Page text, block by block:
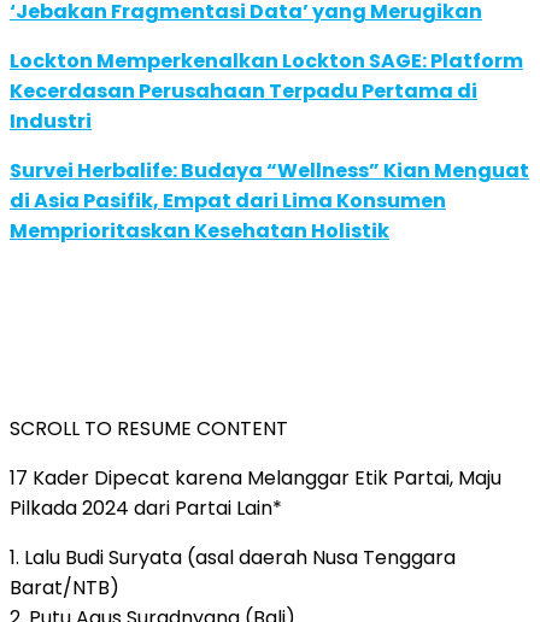
‘Jebakan Fragmentasi Data’ yang Merugikan
Lockton Memperkenalkan Lockton SAGE: Platform
Kecerdasan Perusahaan Terpadu Pertama di
Industri
Survei Herbalife: Budaya “Wellness” Kian Menguat
di Asia Pasifik, Empat dari Lima Konsumen
Memprioritaskan Kesehatan Holistik
SCROLL TO RESUME CONTENT
17 Kader Dipecat karena Melanggar Etik Partai, Maju
Pilkada 2024 dari Partai Lain*
1. Lalu Budi Suryata (asal daerah Nusa Tenggara
Barat/NTB)